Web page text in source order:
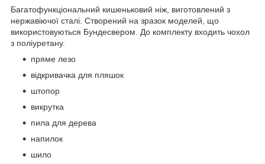
Багатофункціональний кишеньковий ніж, виготовлений з
нержавіючої сталі. Створений на зразок моделей, що
використовуються Бундесвером. До комплекту входить чохол
з поліуретану.
пряме лезо
відкривачка для пляшок
штопор
викрутка
пила для дерева
напилок
шило